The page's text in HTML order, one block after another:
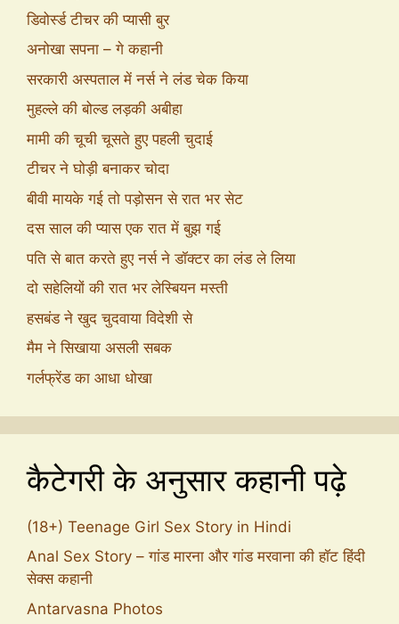
डिवोर्स्ड टीचर की प्यासी बुर
अनोखा सपना – गे कहानी
सरकारी अस्पताल में नर्स ने लंड चेक किया
मुहल्ले की बोल्ड लड़की अबीहा
मामी की चूची चूसते हुए पहली चुदाई
टीचर ने घोड़ी बनाकर चोदा
बीवी मायके गई तो पड़ोसन से रात भर सेट
दस साल की प्यास एक रात में बुझ गई
पति से बात करते हुए नर्स ने डॉक्टर का लंड ले लिया
दो सहेलियों की रात भर लेस्बियन मस्ती
हसबंड ने खुद चुदवाया विदेशी से
मैम ने सिखाया असली सबक
गर्लफ्रेंड का आधा धोखा
कैटेगरी के अनुसार कहानी पढ़े
(18+) Teenage Girl Sex Story in Hindi
Anal Sex Story – गांड मारना और गांड मरवाना की हॉट हिंदी
सेक्स कहानी
Antarvasna Photos